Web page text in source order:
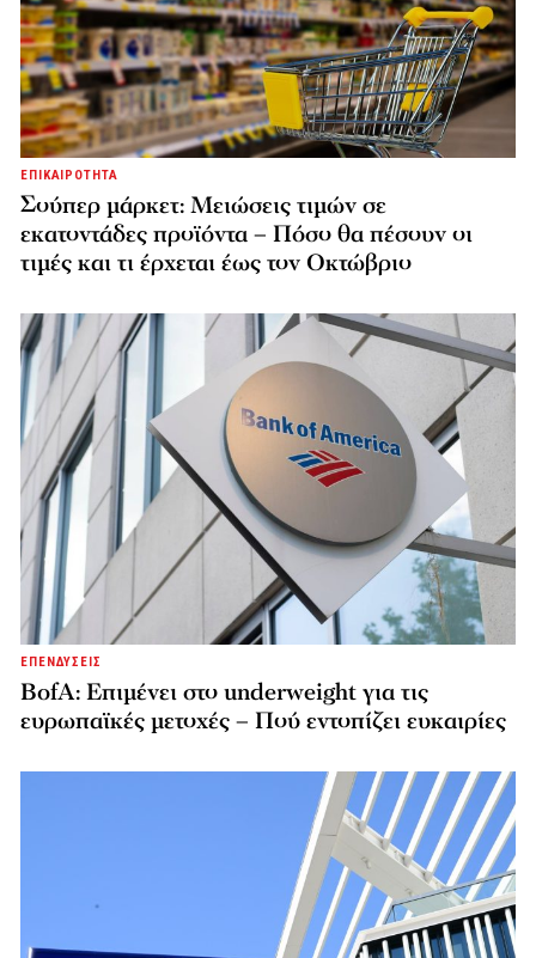
ΕΠΙΚΑΙΡΟΤΗΤΑ
Σούπερ μάρκετ: Μειώσεις τιμών σε
εκατοντάδες προϊόντα – Πόσο θα πέσουν οι
τιμές και τι έρχεται έως τον Οκτώβριο
ΕΠΕΝΔΥΣΕΙΣ
BofA: Επιμένει στο underweight για τις
ευρωπαϊκές μετοχές – Πού εντοπίζει ευκαιρίες